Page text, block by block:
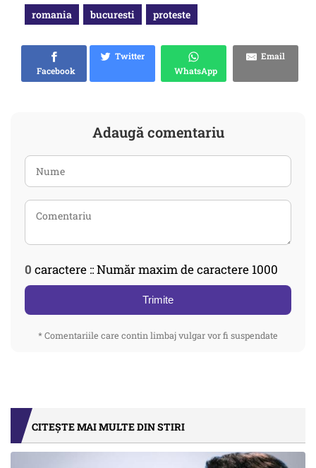
romania bucuresti proteste
Facebook
Twitter
WhatsApp
Email
Adaugă comentariu
0 caractere :: Număr maxim de caractere 1000
Trimite
* Comentariile care contin limbaj vulgar vor fi suspendate
CITEȘTE MAI MULTE DIN STIRI